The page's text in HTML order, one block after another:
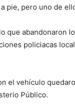
pie, pero uno de
que abandonaron
policiacas
el vehículo
Público.